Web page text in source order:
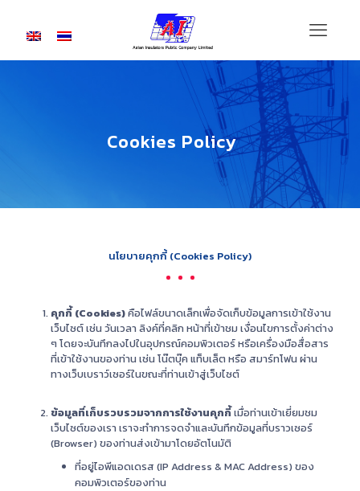
Cookies Policy
นโยบายคุกกี้ (Cookies Policy)
คุกกี้ (Cookies)คือไฟล์ขนาดเล็กเพื่อจัดเก็บข้อมูลการเข้าใช้งาน
เว็บไซต์ เช่น วันเวลา ลิงค์ที่คลิก หน้าที่เข้าชม เงื่อนไขการตั้งค่าต่าง
ๆ โดยจะบันทึกลงไปในอุปกรณ์คอมพิวเตอร์ หรือเครื่องมือสื่อสาร
ที่เข้าใช้งานของท่าน เช่น โน๊ตบุ๊ค แท็บเล็ต หรือ สมาร์ทโฟน ผ่าน
ทางเว็บเบราว์เซอร์ในขณะที่ท่านเข้าสู่เว็บไซต์
ข้อมูลที่เก็บรวบรวมจากการใช้งานคุกกี้เมื่อท่านเข้าเยี่ยมชม
เว็บไซต์ของเรา เราจะทำการจดจำและบันทึกข้อมูลที่บราวเซอร์
(Browser) ของท่านส่งเข้ามาโดยอัตโนมัติ
ที่อยู่ไอพีแอดเดรส (IP Address & MAC Address) ของ
คอมพิวเตอร์ของท่าน